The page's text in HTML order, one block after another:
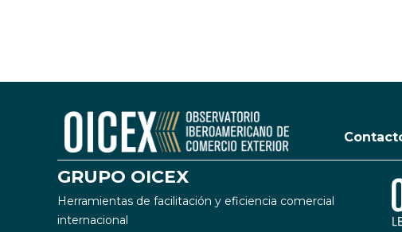
GRUPO OICEX
Herramientas de facilitación y eficiencia comercial
internacional